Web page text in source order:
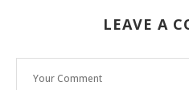
LEAVE A